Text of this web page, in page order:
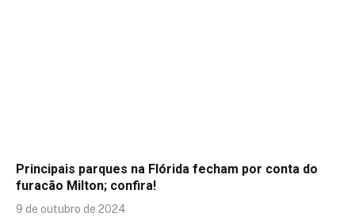
Principais parques na Flórida fecham por conta do
furacão Milton; confira!
9 de outubro de 2024